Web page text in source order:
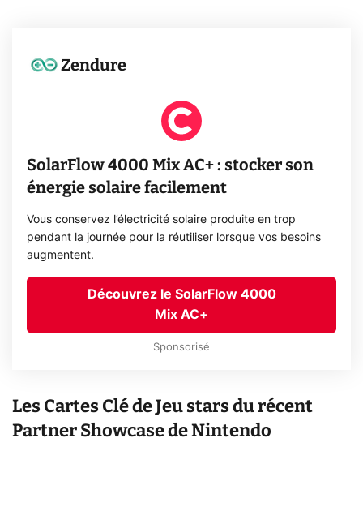
Zendure
SolarFlow 4000 Mix AC+ : stocker son
énergie solaire facilement
Vous conservez l’électricité solaire produite en trop
pendant la journée pour la réutiliser lorsque vos besoins
augmentent.
Découvrez le SolarFlow 4000
Mix AC+
Sponsorisé
Les Cartes Clé de Jeu stars du récent
Partner Showcase de Nintendo